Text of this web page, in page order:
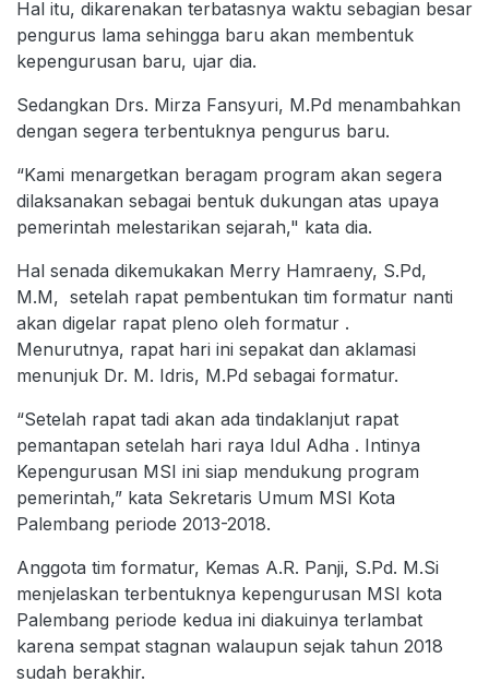
Hal itu, dikarenakan terbatasnya waktu sebagian besar
pengurus lama sehingga baru akan membentuk
kepengurusan baru, ujar dia.
Sedangkan Drs. Mirza Fansyuri, M.Pd menambahkan
dengan segera terbentuknya pengurus baru.
“Kami menargetkan beragam program akan segera
dilaksanakan sebagai bentuk dukungan atas upaya
pemerintah melestarikan sejarah," kata dia.
Hal senada dikemukakan Merry Hamraeny, S.Pd,
M.M, setelah rapat pembentukan tim formatur nanti
akan digelar rapat pleno oleh formatur .
Menurutnya, rapat hari ini sepakat dan aklamasi
menunjuk Dr. M. Idris, M.Pd sebagai formatur.
“Setelah rapat tadi akan ada tindaklanjut rapat
pemantapan setelah hari raya Idul Adha . Intinya
Kepengurusan MSI ini siap mendukung program
pemerintah,” kata Sekretaris Umum MSI Kota
Palembang periode 2013-2018.
Anggota tim formatur, Kemas A.R. Panji, S.Pd. M.Si
menjelaskan terbentuknya kepengurusan MSI kota
Palembang periode kedua ini diakuinya terlambat
karena sempat stagnan walaupun sejak tahun 2018
sudah berakhir.